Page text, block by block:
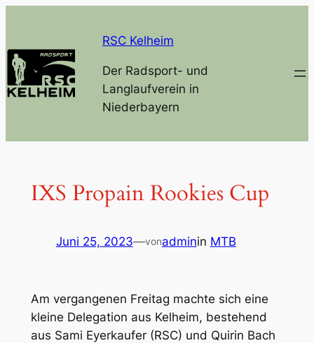
springen
RSC Kelheim
Der Radsport- und
Langlaufverein in
Niederbayern
IXS Propain Rookies Cup
Juni 25, 2023—vonadminin MTB
Am vergangenen Freitag machte sich eine
kleine Delegation aus Kelheim, bestehend
aus Sami Eyerkaufer (RSC) und Quirin Bach